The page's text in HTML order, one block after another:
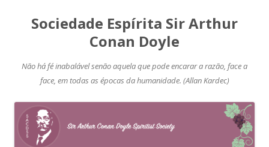
Sociedade Espírita Sir Arthur
Conan Doyle
Não há fé inabalável senão aquela que pode encarar a razão, face a
face, em todas as épocas da humanidade. (Allan Kardec)